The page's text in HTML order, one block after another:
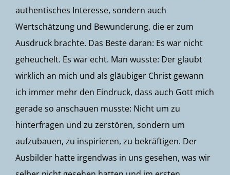
authentisches Interesse, sondern auch
Wertschätzung und Bewunderung, die er zum
Ausdruck brachte. Das Beste daran: Es war nicht
geheuchelt. Es war echt. Man wusste: Der glaubt
wirklich an mich und als gläubiger Christ gewann
ich immer mehr den Eindruck, dass auch Gott mich
gerade so anschauen musste: Nicht um zu
hinterfragen und zu zerstören, sondern um
aufzubauen, zu inspirieren, zu bekräftigen. Der
Ausbilder hatte irgendwas in uns gesehen, was wir